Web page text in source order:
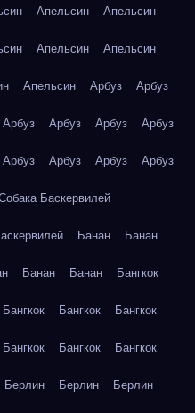
Апельсин Апельсин
Апельсин Апельсин
Апельсин Арбуз Арбуз
Арбуз Арбуз Арбуз Арбуз
Арбуз Арбуз Арбуз Арбуз
Баскервилей
Банан Банан
Банан Банан Бангкок
Бангкок Бангкок Бангкок
Бангкок Бангкок Бангкок
Берлин Берлин Берлин